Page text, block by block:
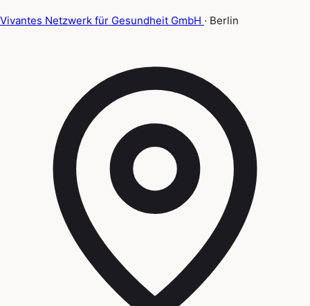
Vivantes Netzwerk für Gesundheit GmbH · Berlin